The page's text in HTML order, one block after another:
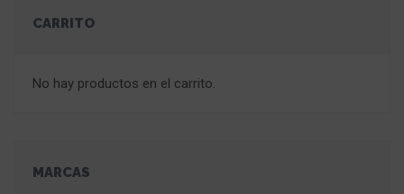
CARRITO
No hay productos en el carrito.
MARCAS